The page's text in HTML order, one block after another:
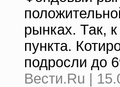
рынках. Так,
пункта.
подросли до
Вести.Ru |